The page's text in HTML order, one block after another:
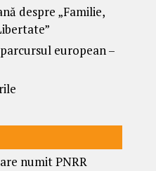
despre „Familie,
european –
numit PNRR